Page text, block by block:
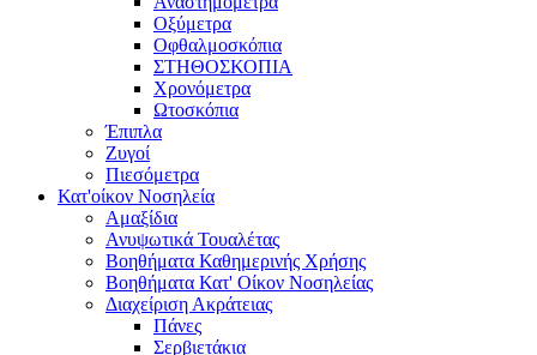
Οξύμετρα
Οφθαλμοσκόπια
ΣΤΗΘΟΣΚΟΠΙΑ
Χρονόμετρα
Ωτοσκόπια
Έπιπλα
Ζυγοί
Πιεσόμετρα
Κατ'οίκον Νοσηλεία
Αμαξίδια
Ανυψωτικά Τουαλέτας
Βοηθήματα Καθημερινής Χρήσης
Βοηθήματα Κατ' Οίκον Νοσηλείας
Διαχείριση Ακράτειας
Πάνες
Σερβιετάκια